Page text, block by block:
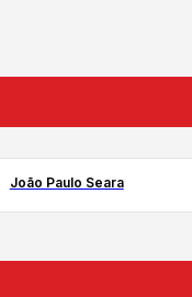
João Paulo Seara